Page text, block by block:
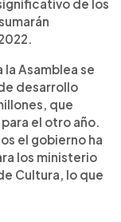
de los
Asamblea se
desarrollo
que
el otro año.
el gobierno ha
los ministerio
Cultura, lo que